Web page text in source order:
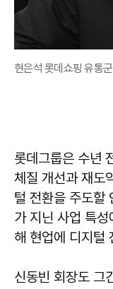
현은석 롯데쇼핑 유통
롯데그룹은 수년
체질 개선과 재도
털 전환을 주도할
가 지닌 사업 특
해 현업에 디지털
신동빈 회장도 그